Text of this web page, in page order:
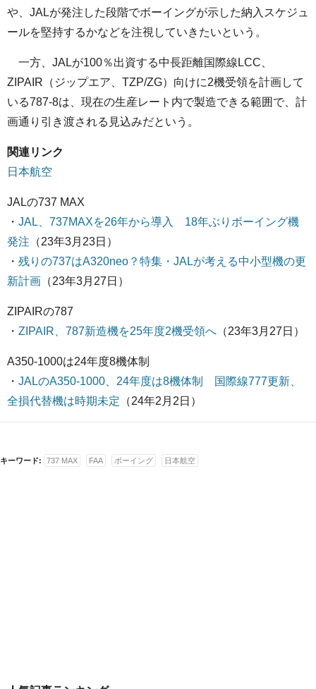
や、JALが発注した段階でボーイングが示した納入スケジュ
ールを堅持するかなどを注視していきたいという。
一方、JALが100％出資する中長距離国際線LCC、
ZIPAIR（ジップエア、TZP/ZG）向けに2機受領を計画して
いる787-8は、現在の生産レート内で製造できる範囲で、計
画通り引き渡される見込みだという。
関連リンク
日本航空
JALの737 MAX
・ JAL、737MAXを26年から導入 18年ぶりボーイング機
発注 （23年3月23日）
・ 残りの737はA320neo？特集・JALが考える中小型機の更
新計画 （23年3月27日）
ZIPAIRの787
・ ZIPAIR、787新造機を25年度2機受領へ （23年3月27日）
A350-1000は24年度8機体制
・ JALのA350-1000、24年度は8機体制 国際線777更新、
全損代替機は時期未定 （24年2月2日）
キーワード: 737 MAX FAA ボーイング 日本航空